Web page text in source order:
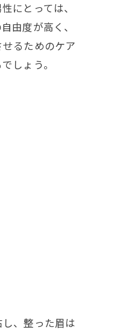
にとっては、
由度が高く、
るためのケア
しょう。
、整った眉は